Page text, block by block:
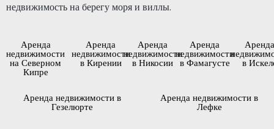
недвижимость на берегу моря и виллы.
Аренда
недвижимости
на Северном
Кипре
Аренда
недвижимости
в Кирении
Аренда
недвижимости
в Никосии
Аренда
недвижимости
в Фамагусте в
Аренда недвижимости в
Гезелюрте
Аренда недвижимости в
Лефке